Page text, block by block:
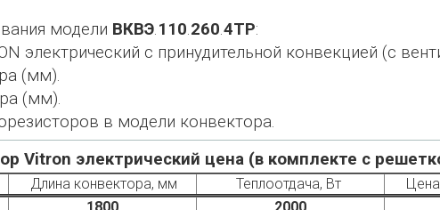
модели ВКВЭ.110.260.4ТР:
электрический с принудительной конвекцией (с
(мм).
(мм).
в модели конвектора.
Vitron электрический цена (в комплекте с
Длина конвектора, мм Теплоотдача, Вт